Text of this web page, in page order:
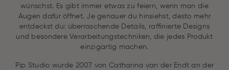
wünschst. Es gibt immer etwas zu feiern, wenn man die
Augen dafür öffnet. Je genauer du hinsiehst, desto mehr
entdeckst du: überraschende Details, raffinierte Designs
und besondere Verarbeitungstechniken, die jedes Produkt
einzigartig machen.
Pip Studio wurde 2007 von Catharina van der Endt an der